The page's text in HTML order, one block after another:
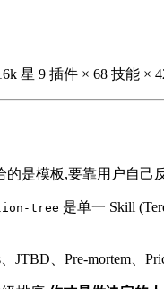
星 9 插件 × 68 技能 ×
的是模板,要靠用户自己
tree 是单一 Skill
、JTBD、Pre-mortem